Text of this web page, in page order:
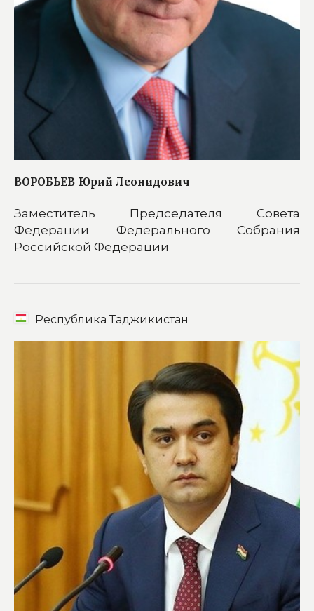
ВОРОБЬЕВ Юрий Леонидович
Заместитель Председателя Совета
Федерации Федерального Собрания
Российской Федерации
Республика Таджикистан